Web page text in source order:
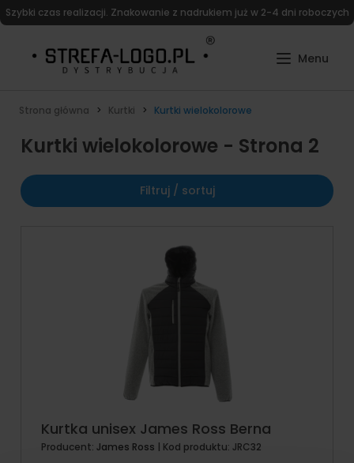
Szybki czas realizacji. Znakowanie z nadrukiem już w 2-4 dni roboczych
Strona główna Kurtki Kurtki wielokolorowe
Kurtki wielokolorowe - Strona 2
Filtruj / sortuj
Kurtka unisex James Ross Berna
Producent:James Ross | Kod produktu: JRC32